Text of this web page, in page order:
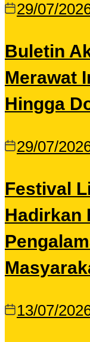
29/07/
Buletin
Merawat
Hingga
29/07/
Festival
Hadirkan
13/07/